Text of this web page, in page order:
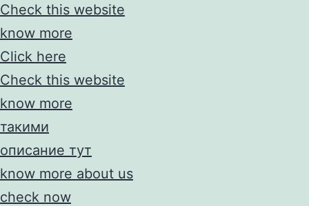
Check this website
know more
Click here
Check this website
know more
такими
описание тут
know more about us
check now